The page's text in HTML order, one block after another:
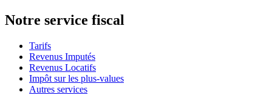
Notre service fiscal
Tarifs
Revenus Imputés
Revenus Locatifs
Impôt sur les plus-values
Autres services